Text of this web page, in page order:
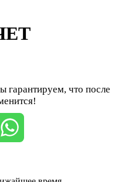
гарантируем, что после